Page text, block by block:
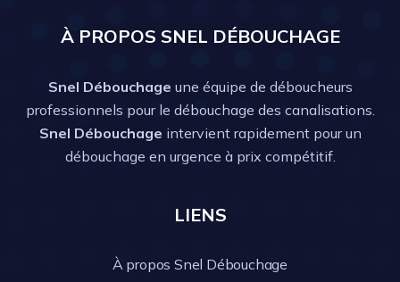
À PROPOS SNEL DÉBOUCHAGE
Snel Débouchage une équipe de déboucheurs
professionnels pour le débouchage des canalisations.
Snel Débouchage intervient rapidement pour un
débouchage en urgence à prix compétitif.
LIENS
À propos Snel Débouchage